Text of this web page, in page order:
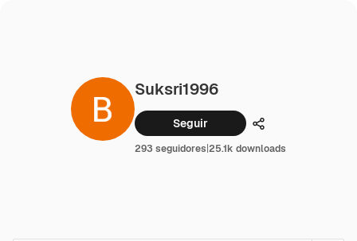
Suksri1996
Seguir Compartilhar
293 seguidores|25.1k downloads